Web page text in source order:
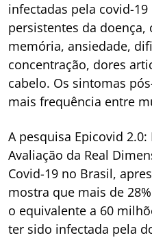
infectadas pela covid-
persistentes da
memória, ansiedade,
concentração, dores
cabelo. Os sintomas
mais frequência entre
A pesquisa Epicovid
Avaliação da Real
Covid-19 no Brasil,
mostra que mais de
o equivalente a 60
ter sido infectada pela